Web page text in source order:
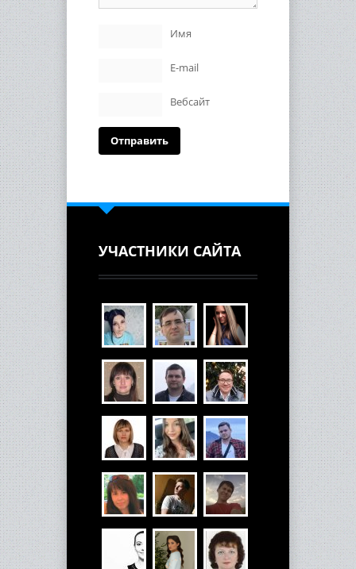
Имя
E-mail
Вебсайт
УЧАСТНИКИ САЙТА